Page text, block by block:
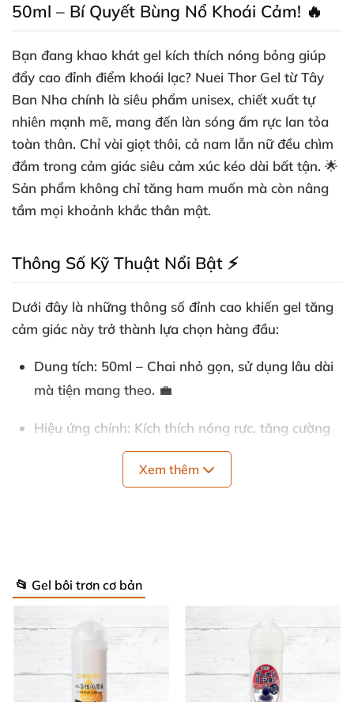
50ml – Bí Quyết Bùng Nổ Khoái Cảm! 🔥
Bạn đang khao khát gel kích thích nóng bỏng giúp
đẩy cao đỉnh điểm khoái lạc? Nuei Thor Gel từ Tây
Ban Nha chính là siêu phẩm unisex, chiết xuất tự
nhiên mạnh mẽ, mang đến làn sóng ấm rực lan tỏa
toàn thân. Chỉ vài giọt thôi, cả nam lẫn nữ đều chìm
đắm trong cảm giác siêu cảm xúc kéo dài bất tận. 🌟
Sản phẩm không chỉ tăng ham muốn mà còn nâng
tầm mọi khoảnh khắc thân mật.
Thông Số Kỹ Thuật Nổi Bật ⚡
Dưới đây là những thông số đỉnh cao khiến gel tăng
cảm giác này trở thành lựa chọn hàng đầu:
Dung tích: 50ml – Chai nhỏ gọn, sử dụng lâu dài
mà tiện mang theo. 💼
Hiệu ứng chính: Kích thích nóng rực, tăng cường
khoái cảm mạnh mẽ và cực khoái bùng nổ. 🔥
: Nền nước, không ăn được, an toàn
không lem. 🎯
Thành phần chính: Nước, isopropyl palmitate,
glycerin, propylene glycol, dầu hạt hướng dương,
Xem thêm
📂 Gel bôi trơn cơ bản